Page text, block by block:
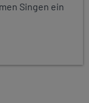
Singen ein